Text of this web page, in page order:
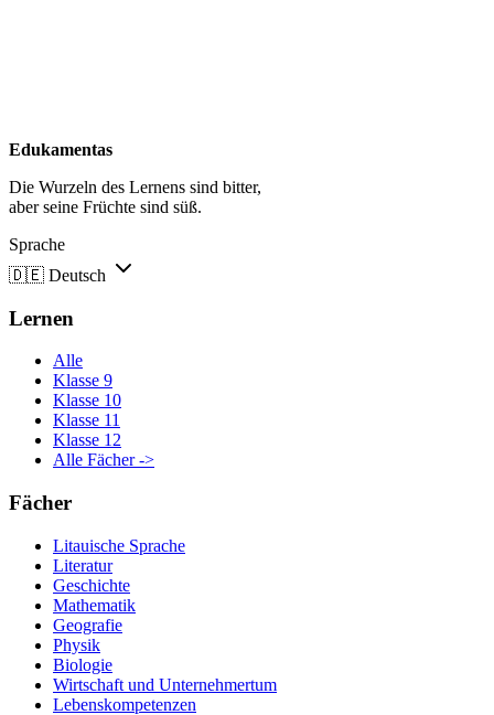
Edukamentas
Die Wurzeln des Lernens sind bitter,
aber seine Früchte sind süß.
Sprache
🇩🇪 Deutsch
Lernen
Alle
Klasse 9
Klasse 10
Klasse 11
Klasse 12
Alle Fächer ->
Fächer
Litauische Sprache
Literatur
Geschichte
Mathematik
Geografie
Physik
Biologie
Wirtschaft und Unternehmertum
Lebenskompetenzen